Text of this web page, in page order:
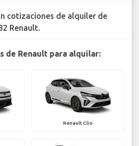
cotizaciones de alquiler de
Renault.
de Renault para alquilar:
Renault Clio